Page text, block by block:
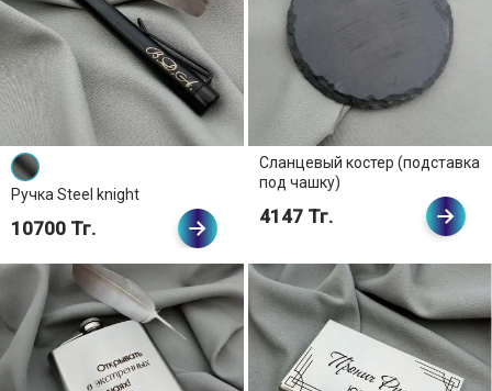
Ручка Steel knight
10700 Тг.
Сланцевый костер (подставка
под чашку)
4147 Тг.